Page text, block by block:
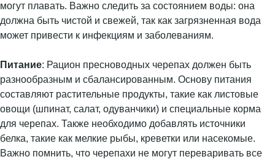
могут плавать. Важно следить за состоянием воды: она
должна быть чистой и свежей, так как загрязненная вода
может привести к инфекциям и заболеваниям.
Питание: Рацион пресноводных черепах должен быть
разнообразным и сбалансированным. Основу питания
составляют растительные продукты, такие как листовые
овощи (шпинат, салат, одуванчики) и специальные корма
для черепах. Также необходимо добавлять источники
белка, такие как мелкие рыбы, креветки или насекомые.
Важно помнить, что черепахи не могут переваривать все